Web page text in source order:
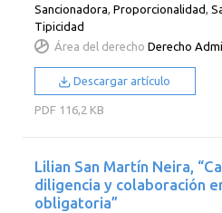
Sancionadora,Proporcionalidad,
Tipicidad
Área del derecho Derecho
Descargar artículo
PDF 116,2 KB
Lilian San Martín Neira,
diligencia y colaboración
obligatoria”